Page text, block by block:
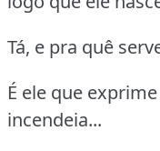
Tá, e pra quê
É ele que
incendeia...